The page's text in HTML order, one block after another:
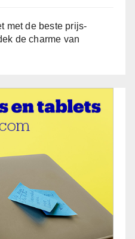
met de beste prijs-
de charme van